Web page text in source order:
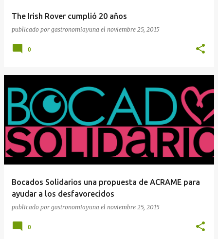
The Irish Rover cumplió 20 años
publicado por gastronomiayuna el noviembre 25, 2015
0
Bocados Solidarios una propuesta de ACRAME para
ayudar a los desfavorecidos
publicado por gastronomiayuna el noviembre 25, 2015
0